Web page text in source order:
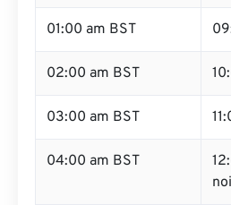
01:00 am BST
02:00 am BST
03:00 am BST
04:00 am BST